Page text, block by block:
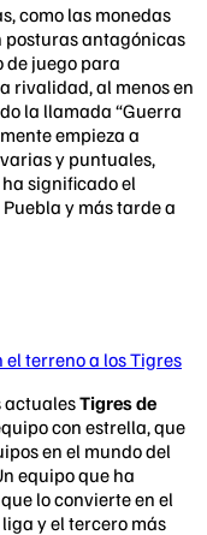
como las monedas
posturas antagónicas
de juego para
rivalidad, al menos en
la llamada “Guerra
empieza a
y puntuales,
significado el
y más tarde a
el terreno a los Tigres
actualesTigres de
con estrella, que
en el mundo del
equipo que ha
que lo convierte en el
y el tercero más